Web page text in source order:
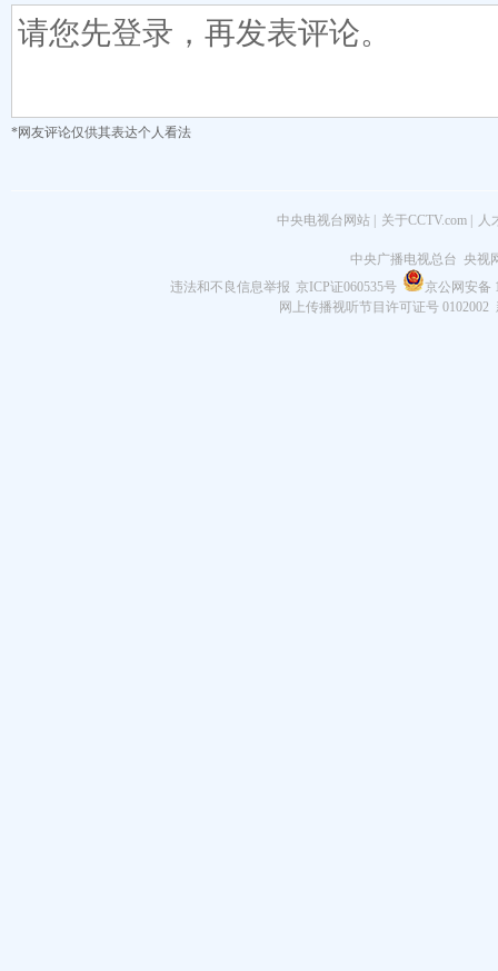
*网友评论仅供其表达个人看法
中央电视台网站 关于CCTV.com 人
中央广播电视总台 央视
违法和不良信息举报 京ICP证060535号
京公网安备
网上传播视听节目许可证号 0102002